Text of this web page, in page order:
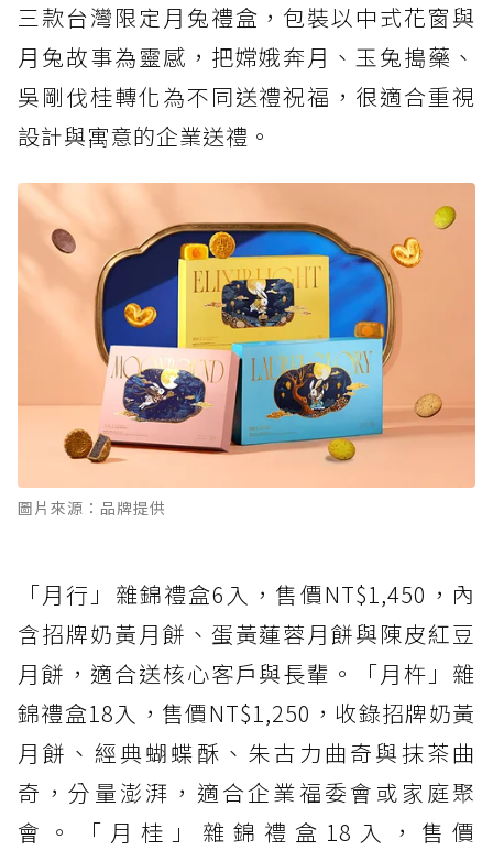
三款台灣限定月兔禮盒，包裝以中式花窗與
月兔故事為靈感，把嫦娥奔月、玉兔搗藥、
吳剛伐桂轉化為不同送禮祝福，很適合重視
設計與寓意的企業送禮。
圖片來源：品牌提供
「月行」雜錦禮盒6入，售價NT$1,450，內
含招牌奶黃月餅、蛋黃蓮蓉月餅與陳皮紅豆
月餅，適合送核心客戶與長輩。「月杵」雜
錦禮盒18入，售價NT$1,250，收錄招牌奶黃
月餅、經典蝴蝶酥、朱古力曲奇與抹茶曲
奇，分量澎湃，適合企業福委會或家庭聚
會。「月桂」雜錦禮盒18入，售價